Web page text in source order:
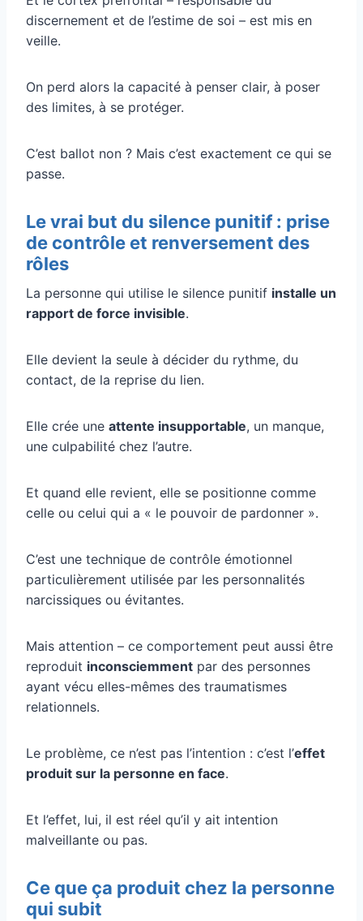
discernement et de l’estime de soi – est mis en
veille.
On perd alors la capacité à penser clair, à poser
des limites, à se protéger.
C’est ballot non ? Mais c’est exactement ce qui se
passe.
Le vrai but du silence punitif : prise
de contrôle et renversement des
rôles
La personne qui utilise le silence punitif installe un
rapport de force invisible.
Elle devient la seule à décider du rythme, du
contact, de la reprise du lien.
Elle crée une attente insupportable, un manque,
une culpabilité chez l’autre.
Et quand elle revient, elle se positionne comme
celle ou celui qui a « le pouvoir de pardonner ».
C’est une technique de contrôle émotionnel
particulièrement utilisée par les personnalités
narcissiques ou évitantes.
Mais attention – ce comportement peut aussi être
reproduit inconsciemment par des personnes
ayant vécu elles-mêmes des traumatismes
relationnels.
Le problème, ce n’est pas l’intention : c’est l’effet
produit sur la personne en face.
Et l’effet, lui, il est réel qu’il y ait intention
malveillante ou pas.
Ce que ça produit chez la personne
qui subit